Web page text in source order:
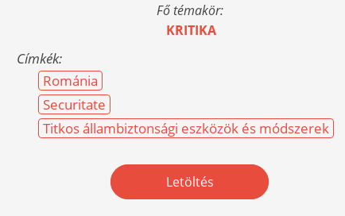
Fő témakör:
KRITIKA
Címkék:
Románia
Securitate
Titkos állambiztonsági eszközök és módszerek
Letöltés